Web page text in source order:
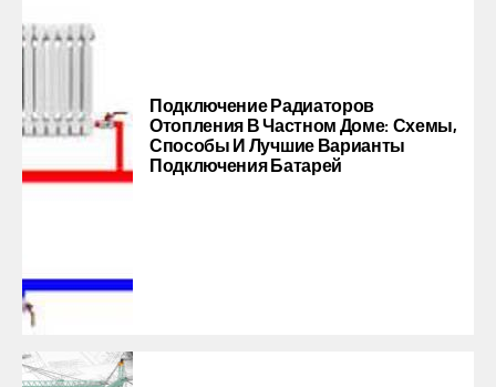
Подключение Радиаторов
Отопления В Частном Доме: Схемы,
Способы И Лучшие Варианты
Подключения Батарей